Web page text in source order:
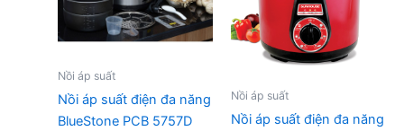
Nồi áp suất
Nồi áp suất điện đa năng
BlueStone PCB 5757D
Nồi áp suất
Nồi áp suất điện đa năng